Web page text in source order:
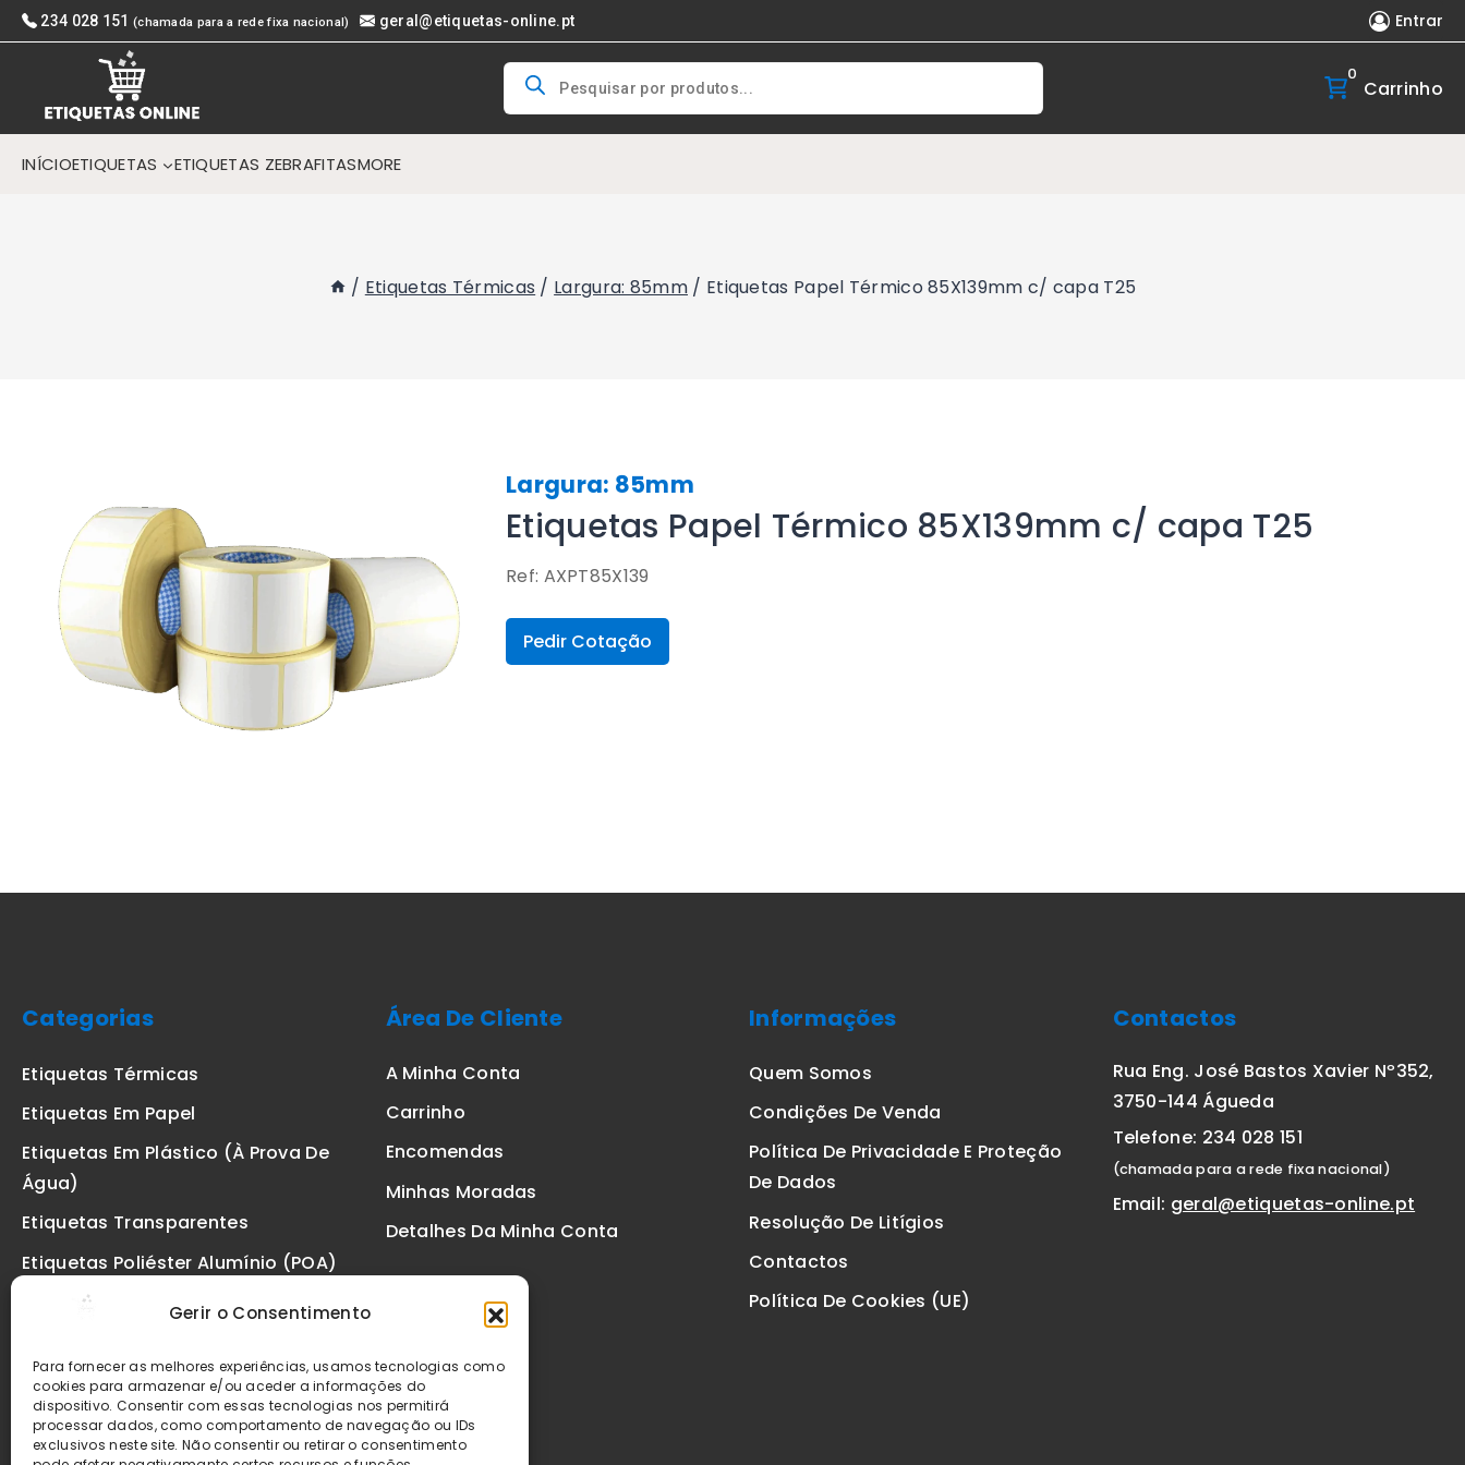
Gerir o Consentimento
Para fornecer as melhores experiências, usamos tecnologias como
cookies para armazenar e/ou aceder a informações do
dispositivo. Consentir com essas tecnologias nos permitirá
processar dados, como comportamento de navegação ou IDs
exclusivos neste site. Não consentir ou retirar o consentimento
Skip
to
234 028 151 (chamada para a rede fixa nacional) geral@etiquetas-online.pt Entrar
Products
search
0
Carrinho
INÍCIOETIQUETAS ETIQUETAS ZEBRAFITASMORE
/ Etiquetas Térmicas / Largura: 85mm / Etiquetas Papel Térmico 85X139mm c/ capa T25
Largura: 85mm
Etiquetas Papel Térmico 85X139mm c/ capa T25
Ref: AXPT85X139
Pedir Cotação
Categorias
Etiquetas Térmicas
Etiquetas Em Papel
Etiquetas Em Plástico (à Prova De
Água)
Etiquetas Transparentes
Etiquetas Poliéster Alumínio (POA)
Etiquetas De Segurança VOID
Etiquetas Zebra
Fitas
Área De Cliente
A Minha Conta
Carrinho
Encomendas
Minhas Moradas
Detalhes Da Minha Conta
Informações
Quem Somos
Condições De Venda
Política De Privacidade E Proteção
De Dados
Resolução De Litígios
Contactos
Política De Cookies (UE)
Contactos
Rua Eng. José Bastos Xavier Nº352,
3750-144 Águeda
Telefone: 234 028 151
(chamada para a rede fixa nacional)
Email: geral@etiquetas-online.pt